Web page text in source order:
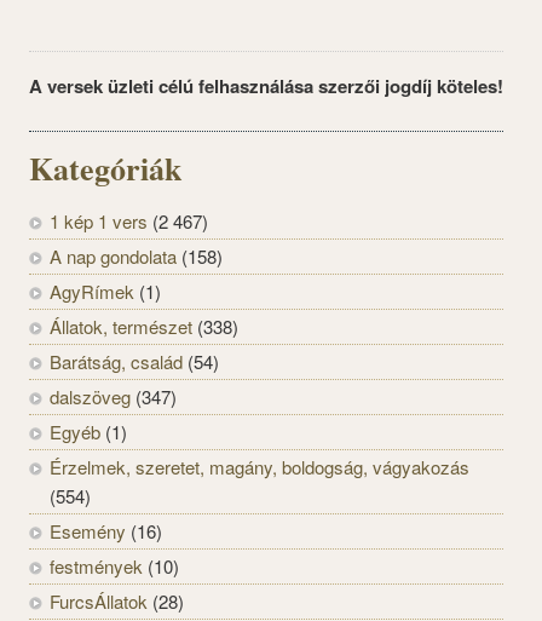
A versek üzleti célú felhasználása szerzői jogdíj köteles!
Kategóriák
1 kép 1 vers (2 467)
A nap gondolata (158)
AgyRímek (1)
Állatok, természet (338)
Barátság, család (54)
dalszöveg (347)
Egyéb (1)
Érzelmek, szeretet, magány, boldogság, vágyakozás
(554)
Esemény (16)
festmények (10)
FurcsÁllatok (28)